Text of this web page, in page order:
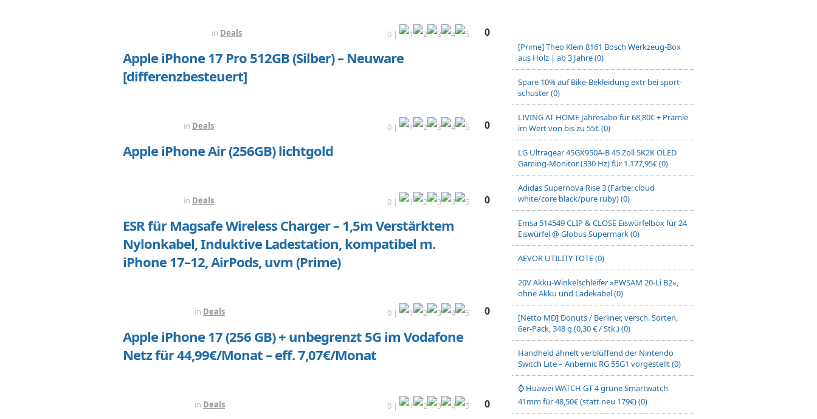
0
0 |
in Deals
Apple iPhone 17 Pro 512GB (Silber) – Neuware
[differenzbesteuert]
0
0 |
in Deals
Apple iPhone Air (256GB) lichtgold
0
0 |
in Deals
ESR für Magsafe Wireless Charger – 1,5m Verstärktem
Nylonkabel, Induktive Ladestation, kompatibel m.
iPhone 17–12, AirPods, uvm (Prime)
0
0 |
in Deals
Apple iPhone 17 (256 GB) + unbegrenzt 5G im Vodafone
Netz für 44,99€/Monat – eff. 7,07€/Monat
0
0 |
in Deals
[Prime] Theo Klein 8161 Bosch Werkzeug-Box
aus Holz | ab 3 Jahre (0)
Spare 10% auf Bike-Bekleidung extr bei sport-
schuster (0)
LIVING AT HOME Jahresabo für 68,80€ + Prämie
im Wert von bis zu 55€ (0)
LG Ultragear 45GX950A-B 45 Zoll 5K2K OLED
Gaming-Monitor (330 Hz) für 1.177,95€ (0)
Adidas Supernova Rise 3 (Farbe: cloud
white/core black/pure ruby) (0)
Emsa 514549 CLIP & CLOSE Eiswürfelbox für 24
Eiswürfel @ Globus Supermark (0)
AEVOR UTILITY TOTE (0)
20V Akku-Winkelschleifer »PWSAM 20-Li B2«,
ohne Akku und Ladekabel (0)
[Netto MD] Donuts / Berliner, versch. Sorten,
6er-Pack, 348 g (0,30 € / Stk.) (0)
Handheld ähnelt verblüffend der Nintendo
Switch Lite – Anbernic RG 55G1 vorgestellt (0)
⌚ Huawei WATCH GT 4 grüne Smartwatch
41mm für 48,50€ (statt neu 179€) (0)